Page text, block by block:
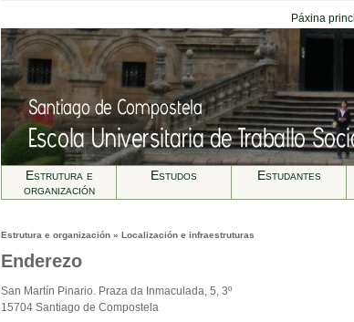
Páxina
Estrutura e
organización
Estudos Estudantes
Estrutura e organización » Localización e infraestruturas
Enderezo
San Martín Pinario. Praza da Inmaculada, 5, 3º
15704 Santiago de Compostela